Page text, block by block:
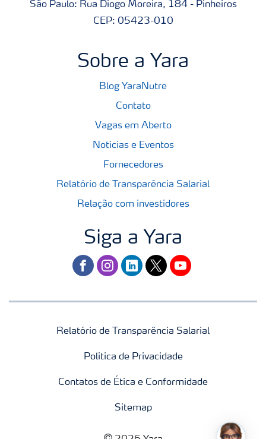
São Paulo: Rua Diogo Moreira, 184 - Pinheiros
CEP: 05423-010
Sobre a Yara
Blog YaraNutre
Contato
Vagas em Aberto
Notícias e Eventos
Fornecedores
Relatório de Transparência Salarial
Relação com investidores
Siga a Yara
facebookinstagram
linkedintwitteryoutube
Relatório de Transparência Salarial
Politica de Privacidade
Contatos de Ética e Conformidade
Sitemap